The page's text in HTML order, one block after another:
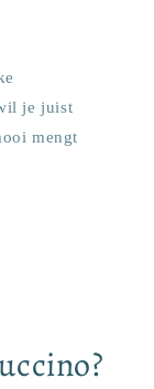
je juist
mengt